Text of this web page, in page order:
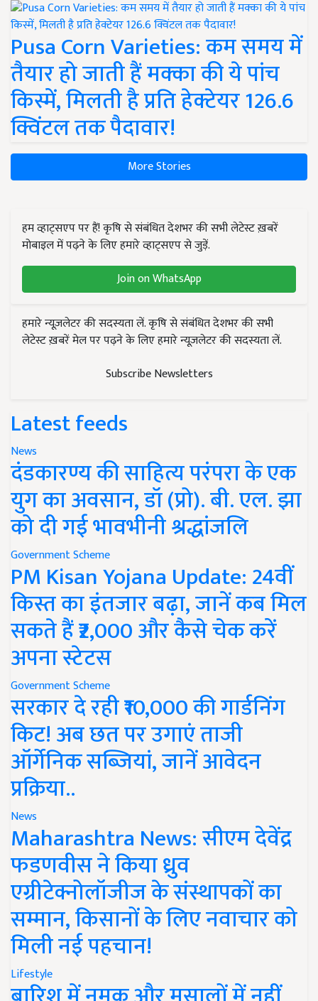
Pusa Corn Varieties: कम समय में
तैयार हो जाती हैं मक्का की ये पांच
किस्में, मिलती है प्रति हेक्टेयर 126.6
क्विंटल तक पैदावार!
More Stories
हम व्हाट्सएप पर हैं! कृषि से संबंधित देशभर की सभी लेटेस्ट ख़बरें
मोबाइल में पढ़ने के लिए हमारे व्हाट्सएप से जुड़ें.
Join on WhatsApp
हमारे न्यूज़लेटर की सदस्यता लें. कृषि से संबंधित देशभर की सभी
लेटेस्ट ख़बरें मेल पर पढ़ने के लिए हमारे न्यूज़लेटर की सदस्यता लें.
Subscribe Newsletters
Latest feeds
News
दंडकारण्य की साहित्य परंपरा के एक
युग का अवसान, डॉ (प्रो). बी. एल. झा
को दी गई भावभीनी श्रद्धांजलि
Government Scheme
PM Kisan Yojana Update: 24वीं
किस्त का इंतजार बढ़ा, जानें कब मिल
सकते हैं ₹2,000 और कैसे चेक करें
अपना स्टेटस
Government Scheme
सरकार दे रही ₹10,000 की गार्डनिंग
किट! अब छत पर उगाएं ताजी
ऑर्गेनिक सब्जियां, जानें आवेदन
प्रक्रिया..
News
Maharashtra News: सीएम देवेंद्र
फडणवीस ने किया ध्रुव
एग्रीटेक्नोलॉजीज के संस्थापकों का
सम्मान, किसानों के लिए नवाचार को
मिली नई पहचान!
Lifestyle